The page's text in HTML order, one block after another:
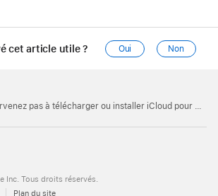
cet article utile ? Oui Non
pas à télécharger ou installer iCloud pour Windows
Tous droits réservés.
Plan du site